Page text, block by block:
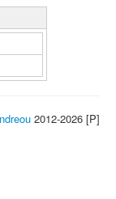
2012-2026 [P]